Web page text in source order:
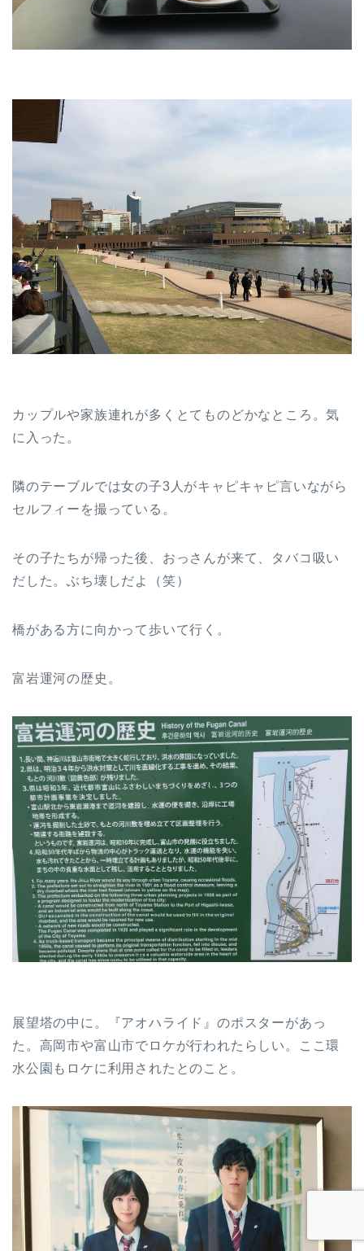
カップルや家族連れが多くとてものどかなところ。気
に入った。
隣のテーブルでは女の子3人がキャピキャピ言いながら
セルフィーを撮っている。
その子たちが帰った後、おっさんが来て、タバコ吸い
だした。ぶち壊しだよ（笑）
橋がある方に向かって歩いて行く。
富岩運河の歴史。
展望塔の中に。『アオハライド』のポスターがあっ
た。高岡市や富山市でロケが行われたらしい。ここ環
水公園もロケに利用されたとのこと。